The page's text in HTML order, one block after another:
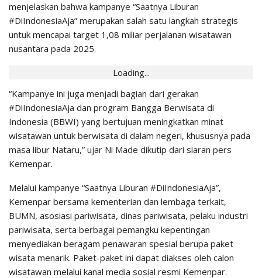
menjelaskan bahwa kampanye “Saatnya Liburan
#DiIndonesiaAja” merupakan salah satu langkah strategis
untuk mencapai target 1,08 miliar perjalanan wisatawan
nusantara pada 2025.
Loading...
“Kampanye ini juga menjadi bagian dari gerakan
#DiIndonesiaAja dan program Bangga Berwisata di
Indonesia (BBWI) yang bertujuan meningkatkan minat
wisatawan untuk berwisata di dalam negeri, khususnya pada
masa libur Nataru,” ujar Ni Made dikutip dari siaran pers
Kemenpar.
Melalui kampanye “Saatnya Liburan #DiIndonesiaAja”,
Kemenpar bersama kementerian dan lembaga terkait,
BUMN, asosiasi pariwisata, dinas pariwisata, pelaku industri
pariwisata, serta berbagai pemangku kepentingan
menyediakan beragam penawaran spesial berupa paket
wisata menarik. Paket-paket ini dapat diakses oleh calon
wisatawan melalui kanal media sosial resmi Kemenpar.